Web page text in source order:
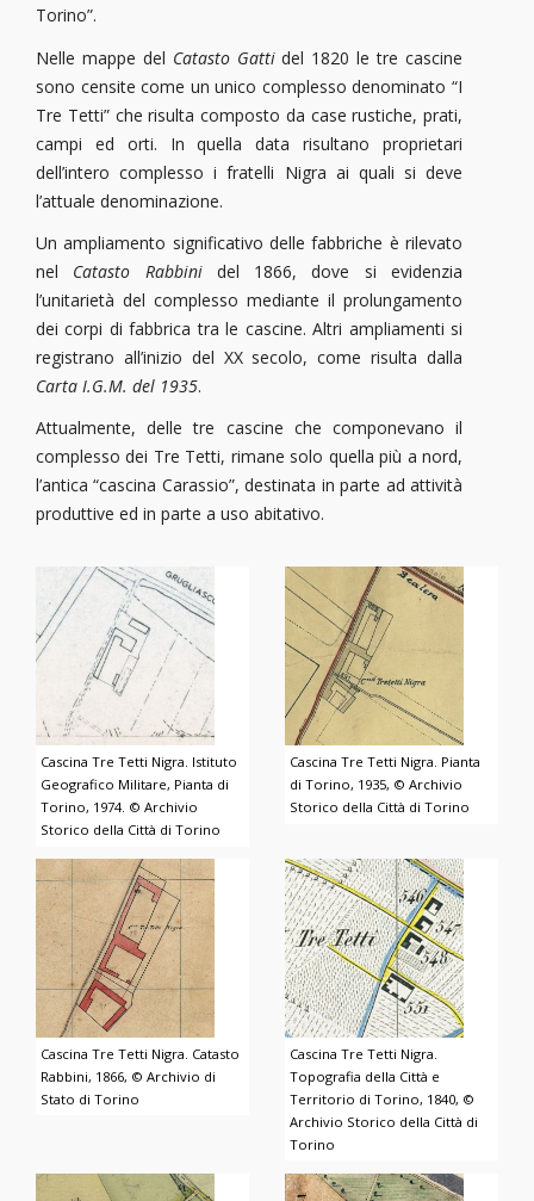
Torino”.
Nelle mappe del Catasto Gattidel 1820 le tre cascine
sono censite come un unico complesso denominato “I
Tre Tetti” che risulta composto da case rustiche, prati,
campi ed orti. In quella data risultano proprietari
dell’intero complesso i fratelli Nigra ai quali si deve
l’attuale denominazione.
Un ampliamento significativo delle fabbriche è rilevato
nel Catasto Rabbinidel 1866, dove si evidenzia
l’unitarietà del complesso mediante il prolungamento
dei corpi di fabbrica tra le cascine. Altri ampliamenti si
registrano all’inizio del XX secolo, come risulta dalla
Carta I.G.M. del 1935.
Attualmente, delle tre cascine che componevano il
complesso dei Tre Tetti, rimane solo quella più a nord,
l’antica “cascina Carassio”, destinata in parte ad attività
produttive ed in parte a uso abitativo.
Cascina Tre Tetti Nigra. Istituto
Geografico Militare, Pianta di
Torino, 1974. © Archivio
Storico della Città di Torino
Cascina Tre Tetti Nigra. Pianta
di Torino, 1935, © Archivio
Storico della Città di Torino
Cascina Tre Tetti Nigra. Catasto
Rabbini, 1866, © Archivio di
Stato di Torino
Cascina Tre Tetti Nigra.
Topografia della Città e
Territorio di Torino, 1840, ©
Archivio Storico della Città di
Torino